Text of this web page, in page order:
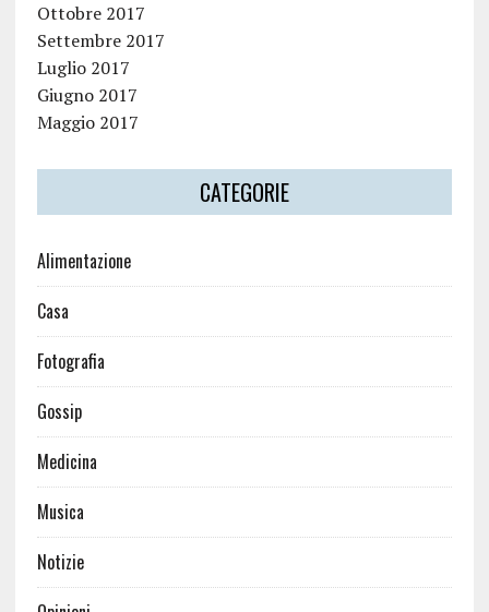
Ottobre 2017
Settembre 2017
Luglio 2017
Giugno 2017
Maggio 2017
CATEGORIE
Alimentazione
Casa
Fotografia
Gossip
Medicina
Musica
Notizie